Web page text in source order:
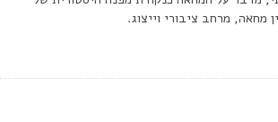
מחאה, מרחב ציבורי וייצוג.